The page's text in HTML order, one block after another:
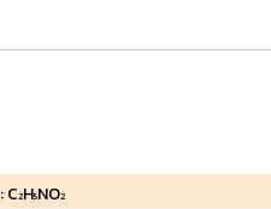
: C2H5NO2